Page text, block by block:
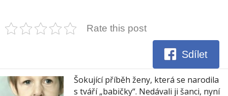
Rate this post
Sdílet
Šokující příběh ženy, která se narodila
s tváří „babičky“. Nedávali ji šanci, nyní